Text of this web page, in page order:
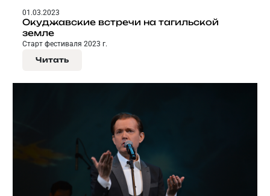
01.03.2023
Окуджавские встречи на тагильской
земле
Старт фестиваля 2023 г.
Читать